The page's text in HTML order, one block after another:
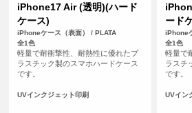
iPhone17 Air (透明)(ハード
ケース)
iPhoneケース（表面） / PLATA
全1色
軽量で耐衝撃性、耐熱性に優れたプ
ラスチック製のスマホハードケース
です。
UVインクジェット印刷
ード
iPhone
全1色
軽量で
ラスチ
です。
UVイン